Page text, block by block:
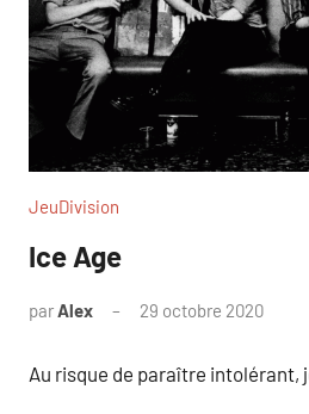
JeuDivision
Ice Age
parAlex 29 octobre 2020
Au risque de paraître intolérant,